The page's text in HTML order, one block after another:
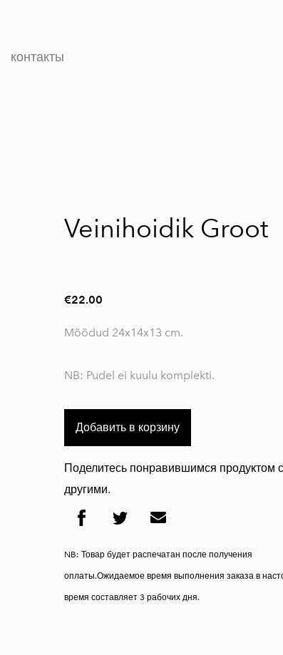
контакты
Veinihoidik Groot
€22.00
Mõõdud 24x14x13 cm.
NB: Pudel ei kuulu komplekti.
Добавить в корзину
Поделитесь понравившимся продуктом с
другими.
NB: Товар будет распечатан после получения
оплаты.Ожидаемое время выполнения заказа в
время составляет 3 рабочих дня.